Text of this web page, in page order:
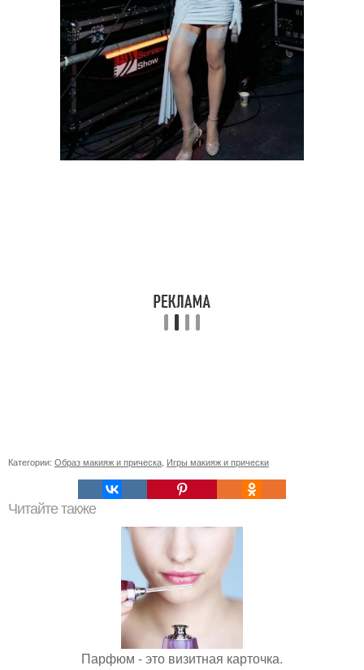
Категории: Образ макияж и прическа, Игры макияж и прически
Читайте также
Парфюм - это визитная карточка.